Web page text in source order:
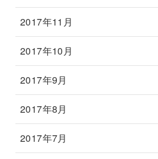
2017年11月
2017年10月
2017年9月
2017年8月
2017年7月